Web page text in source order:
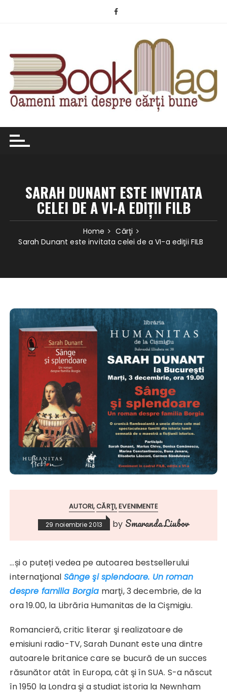
SARAH DUNANT ESTE INVITATA
CELEI DE A VI-A EDIŢII FILB
Home
Cărţi
Sarah Dunant este invitata celei de a VI-a ediţii FILB
AUTORI CĂRŢI EVENIMENTE
29 noiembrie 2013 by Smaranda Liubov
…și o puteți vedea pe autoarea bestsellerului
internaţional Sânge şi splendoare. Un roman
despre familia Borgia marţi, 3 decembrie, de la
ora 19.00, la Librăria Humanitas de la Cişmigiu.
Romancieră, critic literar şi realizatoare de
emisiuni radio-TV, Sarah Dunant este una dintre
autoarele britanice care se bucură de un succes
răsunător atât în Europa, cât şi în SUA. S-a născut
în 1950 la Londra şi a studiat istoria la Newnham